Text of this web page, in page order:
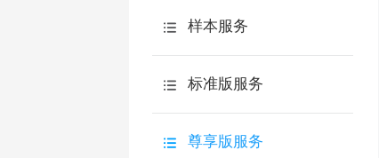
设计向导
自定义答卷结果
邀请短信
填写问题
下载原始答卷
下载到spss分析
自定义查询
测评报告
答卷来源分析
样本服务
标准版服务
尊享版服务